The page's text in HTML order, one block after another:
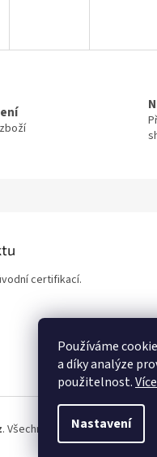
Používáme
a díky analýze
použitelnost.
Nastavení
certifikací.
. Všechna práva vyhrazena.